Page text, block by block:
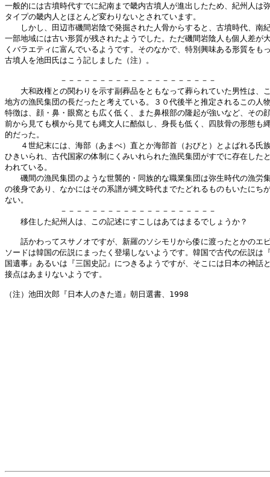
一般的には古墳時代すでに紀南まで畿内古墳人が進出したため、紀州人は
タイプの畿内人とほとんど変わりないとされています。
しかし、田辺市磯間岩陰で発掘された人骨からすると、古墳時代、南
一部地域には古い形質が残されたようでした。ただ磯間岩陰人も個人差が
くバラエティに富んでいるようです。そのなかで、特別興味ある形質をも
古墳人を池田氏はこう記しました（注）。
－－－－－－－－－－－－－－－－－－－－
大和政権との関わりを示す副葬品をともなって葬られていた男性は、
地方の漁民集団の長だったと考えている。３０代後半と推定されるこの人
特徴は、顔・鼻・眼窩とも広く低く、また鼻根部の隆起が強いなど、その
前から見ても横から見ても縄文人に酷似し、身長も低く、四肢骨の形態も
的だった。
４世紀末には、海部（あまべ）直とか海部首（おびと）とよばれる氏
ひきいられ、古代国家の体制にくみいれられた漁民集団がすでに存在した
われている。
磯間の漁民集団のような世襲的・同族的な職業集団は弥生時代の漁労
の後身であり、なかにはその系譜が縄文時代までたどれるものもいたにち
ない。
－－－－－－－－－－－－－－－－－－－－
移住した紀州人は、この記述にすこしはあてはまるでしょうか？
話かわってスサノオですが、新羅のソシモリから倭に渡ったとかのエ
ソードは韓国の伝説にまったく登場しないようです。韓国で古代の伝説は
国遺事』あるいは『三国史記』につきるようですが、そこには日本の神話
接点はあまりないようです。
（注）池田次郎『日本人のきた道』朝日選書、1998